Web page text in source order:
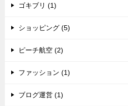
ゴキブリ (1)
ショッピング (5)
ピーチ航空 (2)
ファッション (1)
ブログ運営 (1)